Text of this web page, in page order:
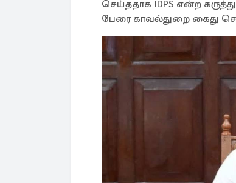
செய்ததாக IDPS என்ற
பேரை காவல்துறை கைது